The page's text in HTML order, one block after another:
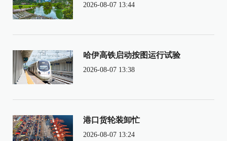
2026-08-07 13:44
哈伊高铁启动按图运行试验
2026-08-07 13:38
港口货轮装卸忙
2026-08-07 13:24